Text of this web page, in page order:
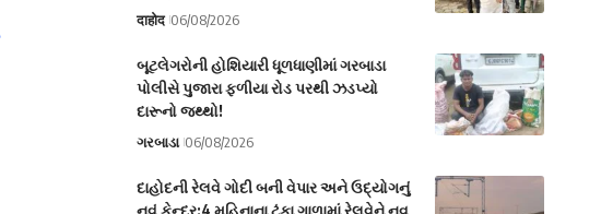
दाहोद 06/08/2026
બૂટલેગરોની હોશિયારી ધૂળધાણીમાં ગરબાડા
પોલીસે પુજારા ફળીયા રોડ પરથી ઝડપ્યો
દારૂનો જથ્થો!
ગરબાડા 06/08/2026
દાહોદની રેલવે ગોદી બની વેપાર અને ઉદ્યોગનું
નવું કેન્દ્ર:4 મહિનાના ટૂંકા ગાળામાં રેલવેને નવ